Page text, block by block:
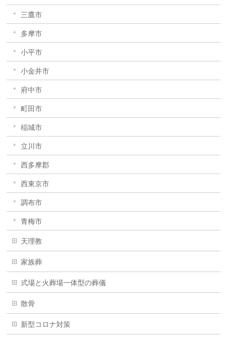
三鷹市
多摩市
小平市
小金井市
府中市
町田市
稲城市
立川市
西多摩郡
西東京市
調布市
青梅市
天理教
家族葬
式場と火葬場一体型の葬儀
散骨
新型コロナ対策